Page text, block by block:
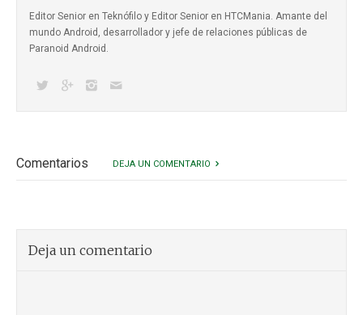
Editor Senior en Teknófilo y Editor Senior en HTCMania. Amante del
mundo Android, desarrollador y jefe de relaciones públicas de
Paranoid Android.
Comentarios DEJA UN COMENTARIO
Deja un comentario